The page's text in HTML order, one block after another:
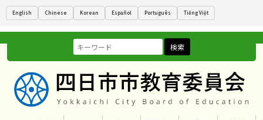
English Chinese Korean Español Português Tiếng Việt
検索